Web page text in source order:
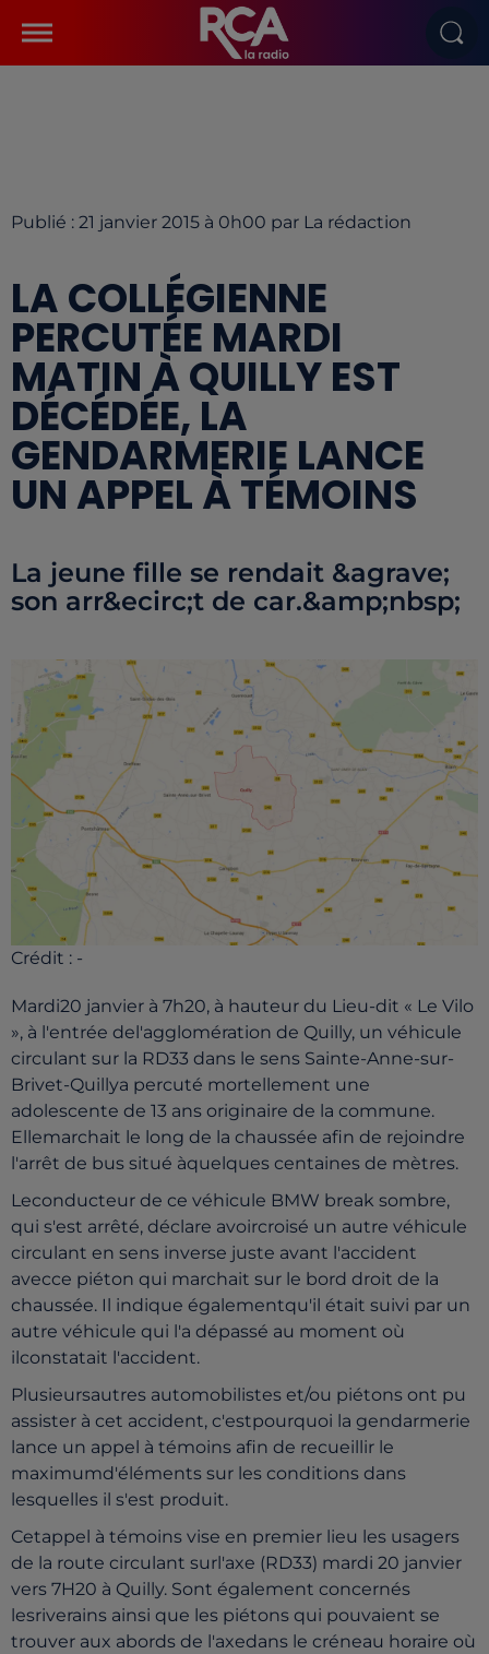
Publié : 21 janvier 2015 à 0h00 par La rédaction
LA COLLÉGIENNE
PERCUTÉE MARDI
MATIN À QUILLY EST
DÉCÉDÉE, LA
GENDARMERIE LANCE
UN APPEL À TÉMOINS
La jeune fille se rendait &agrave;
son arr&ecirc;t de car.&amp;nbsp;
Crédit : -
Mardi20 janvier à 7h20, à hauteur du Lieu-dit « Le Vilo
», à l'entrée del'agglomération de Quilly, un véhicule
circulant sur la RD33 dans le sens Sainte-Anne-sur-
Brivet-Quillya percuté mortellement une
adolescente de 13 ans originaire de la commune.
Ellemarchait le long de la chaussée afin de rejoindre
l'arrêt de bus situé àquelques centaines de mètres.
Leconducteur de ce véhicule BMW break sombre,
qui s'est arrêté, déclare avoircroisé un autre véhicule
circulant en sens inverse juste avant l'accident
avecce piéton qui marchait sur le bord droit de la
chaussée. Il indique égalementqu'il était suivi par un
autre véhicule qui l'a dépassé au moment où
ilconstatait l'accident.
Plusieursautres automobilistes et/ou piétons ont pu
assister à cet accident, c'estpourquoi la gendarmerie
lance un appel à témoins afin de recueillir le
maximumd'éléments sur les conditions dans
lesquelles il s'est produit.
Cetappel à témoins vise en premier lieu les usagers
de la route circulant surl'axe (RD33) mardi 20 janvier
vers 7H20 à Quilly. Sont également concernés
lesriverains ainsi que les piétons qui pouvaient se
trouver aux abords de l'axedans le créneau horaire où